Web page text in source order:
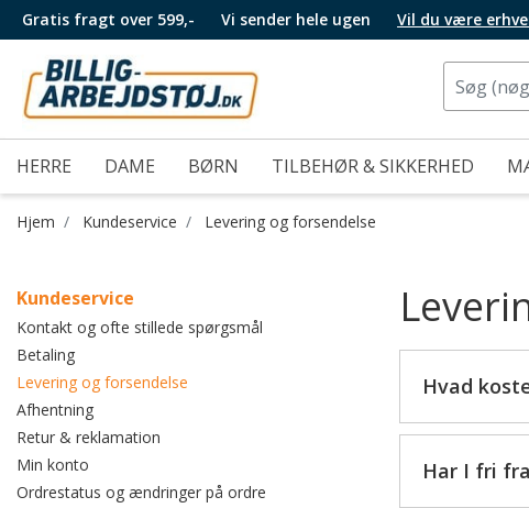
Gratis fragt over 599,- Vi sender hele ugen Vil du være
HERRE DAME BØRN TILBEHØR & SIKKERHED
Hjem Kundeservice Levering og forsendelse
Kundeservice
Kontakt og ofte stillede spørgsmål
Betaling
Levering og forsendelse
Afhentning
Retur & reklamation
Min konto
Ordrestatus og ændringer på ordre
Hvad
Har I fri